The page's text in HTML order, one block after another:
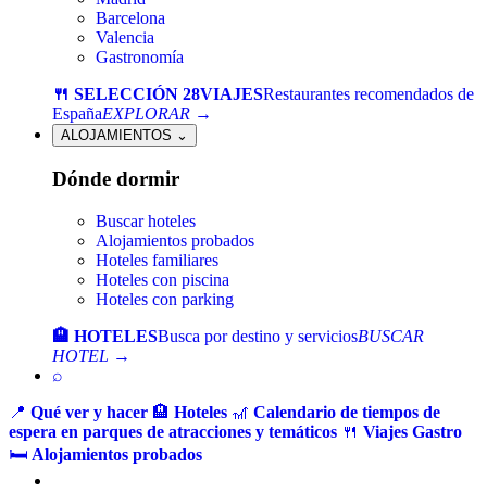
Barcelona
Valencia
Gastronomía
🍴 SELECCIÓN 28VIAJESRestaurantes recomendados de
EspañaEXPLORAR →
ALOJAMIENTOS ⌄
Dónde dormir
Buscar hoteles
Alojamientos probados
Hoteles familiares
Hoteles con piscina
Hoteles con parking
🏨 HOTELESBusca por destino y serviciosBUSCAR
HOTEL →
⌕
📍 Qué ver y hacer 🏨 Hoteles 🎢 Calendario de tiempos de
espera en parques de atracciones y temáticos 🍴 Viajes Gastro
🛏️ Alojamientos probados